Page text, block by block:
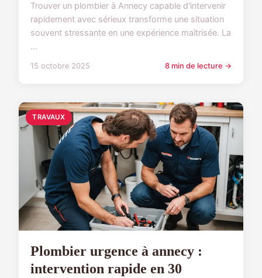
Trouver un plombier à Annecy capable d'intervenir
rapidement avec sérieux transforme une situation
souvent stressante en une expérience maîtrisée. La
...
15 octobre 2025 8 min de lecture →
TRAVAUX
Plombier urgence à annecy :
intervention rapide en 30